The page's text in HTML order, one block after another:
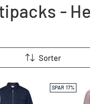
-
Sorter
SPAR 17%